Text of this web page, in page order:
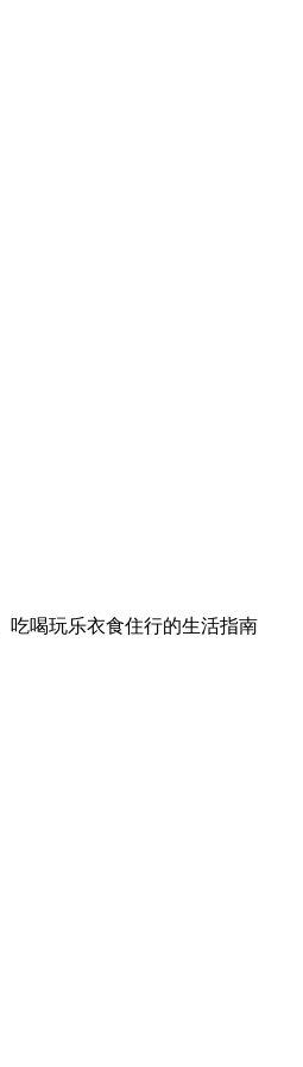
吃喝玩乐衣食住行的生活指南